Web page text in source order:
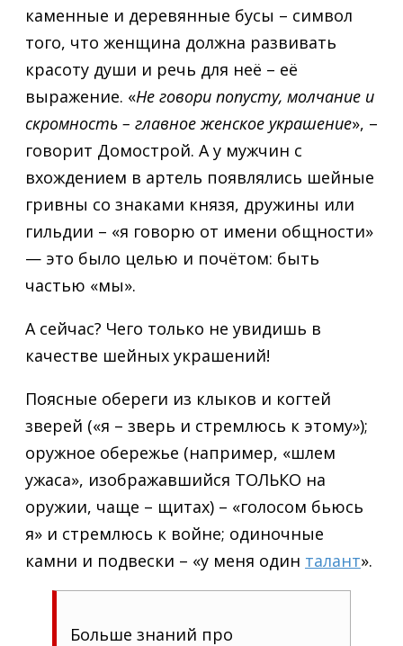
каменные и деревянные бусы – символ
того, что женщина должна развивать
красоту души и речь для неё – её
выражение. «Не говори попусту, молчание и
скромность – главное женское украшение», –
говорит Домострой. А у мужчин с
вхождением в артель появлялись шейные
гривны со знаками князя, дружины или
гильдии – «я говорю от имени общности»
— это было целью и почётом: быть
частью «мы».
А сейчас? Чего только не увидишь в
качестве шейных украшений!
Поясные обереги из клыков и когтей
зверей («я – зверь и стремлюсь к этому»);
оружное обережье (например, «шлем
ужаса», изображавшийся ТОЛЬКО на
оружии, чаще – щитах) – «голосом бьюсь
я» и стремлюсь к войне; одиночные
камни и подвески – «у меня один талант».
Больше знаний про